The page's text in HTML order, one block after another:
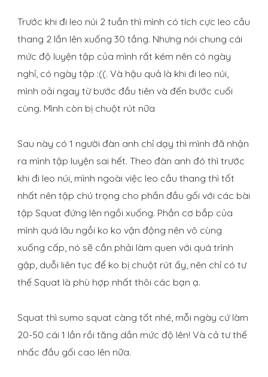
Trước khi đi leo núi 2 tuần thì mình có tích cực leo cầu
thang 2 lần lên xuống 30 tầng. Nhưng nói chung cái
mức độ luyện tập của mình rất kém nên có ngày
nghỉ, có ngày tập :((. Và hậu quả là khi đi leo núi,
mình oải ngay từ bước đầu tiên và đến bước cuối
cùng. Mình còn bị chuột rút nữa
Sau này có 1 người đàn anh chỉ dạy thì mình đã nhận
ra mình tập luyện sai hết. Theo đàn anh đó thì trước
khi đi leo núi, mình ngoài việc leo cầu thang thì tốt
nhất nên tập chú trọng cho phần đầu gối với các bài
tập Squat đứng lên ngồi xuống. Phần cơ bắp của
mình quá lâu ngồi ko ko vận động nên vô cùng
xuống cấp, nó sẽ cần phải làm quen với quá trình
gập, duỗi liên tục để ko bị chuột rút ấy, nên chỉ có tư
thế Squat là phù hợp nhất thôi các bạn ạ.
Squat thì sumo squat càng tốt nhé, mỗi ngày cứ làm
20-50 cái 1 lần rồi tăng dần mức độ lên! Và cả tư thế
nhấc đầu gối cao lên nữa.